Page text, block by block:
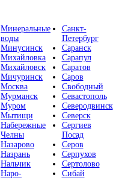
Минеральные
воды
Минусинск
Михайловка
Михайловск
Мичуринск
Москва
Мурманск
Муром
Мытищи
Набережные
Челны
Назарово
Назрань
Нальчик
Наро-
Санкт-
Петербург
Саранск
Сарапул
Саратов
Саров
Свободный
Севастополь
Северодвинск
Северск
Сергиев
Посад
Серов
Серпухов
Сертолово
Сибай